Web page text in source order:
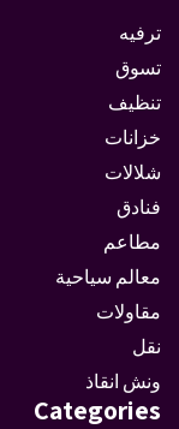
ترفيه
تسوق
تنظيف
خزانات
شلالات
فنادق
مطاعم
معالم سياحية
مقاولات
نقل
ونش انقاذ
Categories